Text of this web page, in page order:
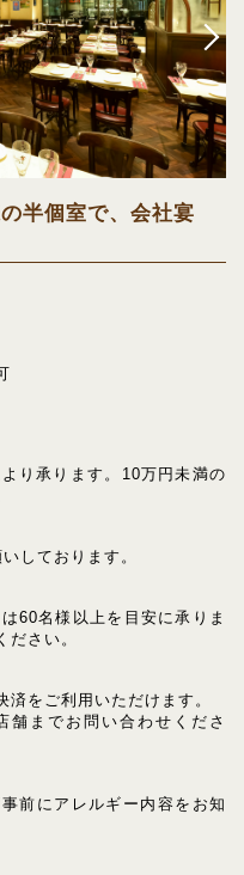
半個室で、会社宴
り承ります。10万円未満の
しております。
60名様以上を目安に承りま
さい。
をご利用いただけます。
舗までお問い合わせくださ
前にアレルギー内容をお知